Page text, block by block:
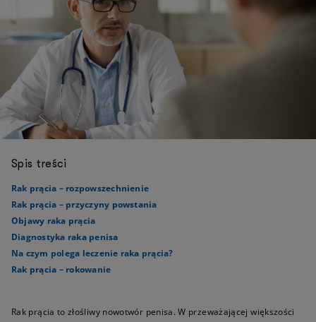
Spis treści
Rak prącia – rozpowszechnienie
Rak prącia – przyczyny powstania
Objawy raka prącia
Diagnostyka raka penisa
Na czym polega leczenie raka prącia?
Rak prącia – rokowanie
Rak prącia to złośliwy nowotwór penisa. W przeważającej większości